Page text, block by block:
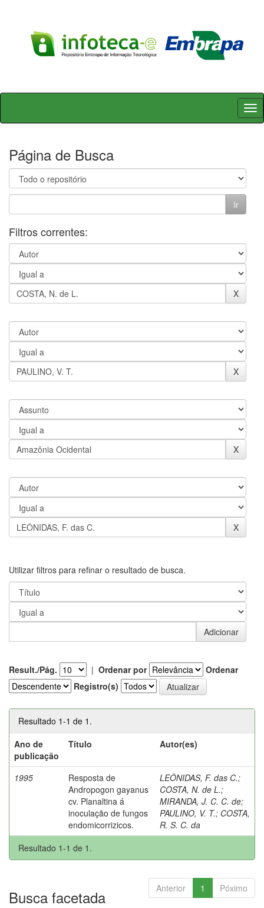
Skip
Página de Busca
Filtros correntes:
Utilizar filtros para refinar o resultado de busca.
Result./Pág. | Ordenar por
Ordenar
Registro(s)
Resultado 1-1 de 1.
Ano de
publicação
Título Autor(es)
1995
Resposta de
Andropogon gayanus
cv. Planaltina á
inoculação de fungos
endomicorrizicos.
LEÔNIDAS, F. das C.;
COSTA, N. de L.;
MIRANDA, J. C. C. de;
PAULINO, V. T.; COSTA,
R. S. C. da
Resultado 1-1 de 1.
Anterior 1 Póximo
Busca facetada